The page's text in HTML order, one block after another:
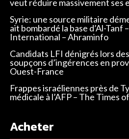
veut réduire massivement ses
Syrie: une source militaire
ait bombardé la base d’Al-Tanf
International – Ahraminfo
Candidats LFI dénigrés lors
soupçons d’ingérences en
Ouest-France
Frappes israéliennes près de
médicale à l’AFP – The Times
Acheter